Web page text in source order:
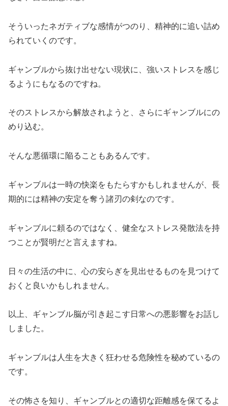
そういったネガティブな感情がつのり、精神的に追い詰め
られていくのです。
ギャンブルから抜け出せない現状に、強いストレスを感じ
るようにもなるのですね。
そのストレスから解放されようと、さらにギャンブルにの
めり込む。
そんな悪循環に陥ることもあるんです。
ギャンブルは一時の快楽をもたらすかもしれませんが、長
期的には精神の安定を奪う諸刃の剣なのです。
ギャンブルに頼るのではなく、健全なストレス発散法を持
つことが賢明だと言えますね。
日々の生活の中に、心の安らぎを見出せるものを見つけて
おくと良いかもしれません。
以上、ギャンブル脳が引き起こす日常への悪影響をお話し
しました。
ギャンブルは人生を大きく狂わせる危険性を秘めているの
です。
その怖さを知り、ギャンブルとの適切な距離感を保てるよ